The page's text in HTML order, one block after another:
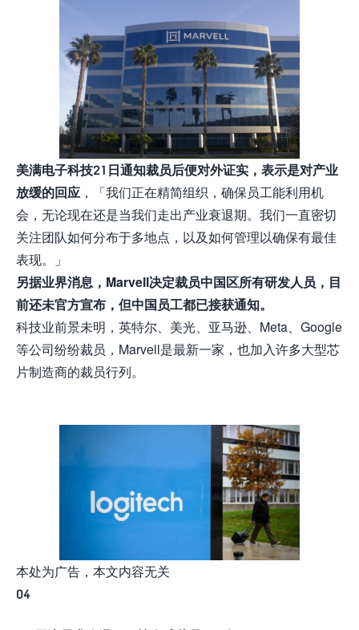
美满电子科技21日通知裁员后便对外证实，表示是对产业
放缓的回应 ，「我们正在精简组织，确保员工能利用机
会，无论现在还是当我们走出产业衰退期。我们一直密切
关注团队如何分布于多地点，以及如何管理以确保有最佳
表现。」
另据业界消息，Marvell决定裁员中国区所有研发人员，目
前还未官方宣布，但中国员工都已接获通知。
科技业前景未明，英特尔、美光、亚马逊、Meta、Google
等公司纷纷裁员，Marvell是最新一家，也加入许多大型芯
片制造商的裁员行列。
本处为广告，本文内容无关
04